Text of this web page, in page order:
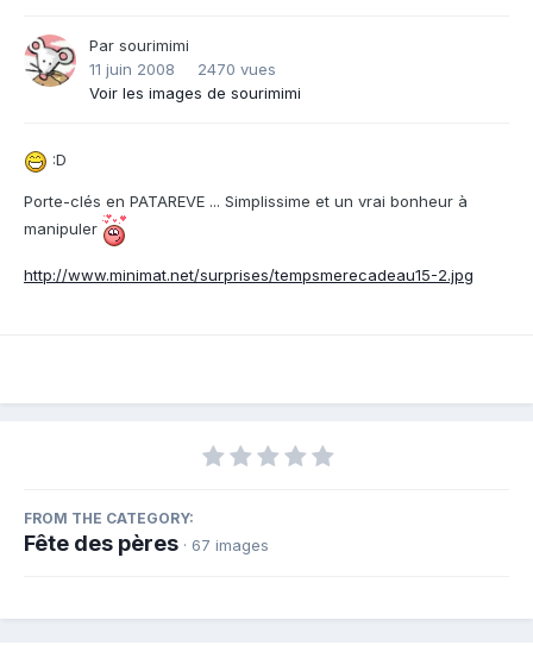
Par sourimimi
11 juin 2008
2470 vues
Voir les images de sourimimi
:D
Porte-clés en PATAREVE ... Simplissime et un vrai bonheur à
manipuler
http://www.minimat.net/surprises/tempsmerecadeau15-2.jpg
FROM THE CATEGORY:
Fête des pères · 67 images